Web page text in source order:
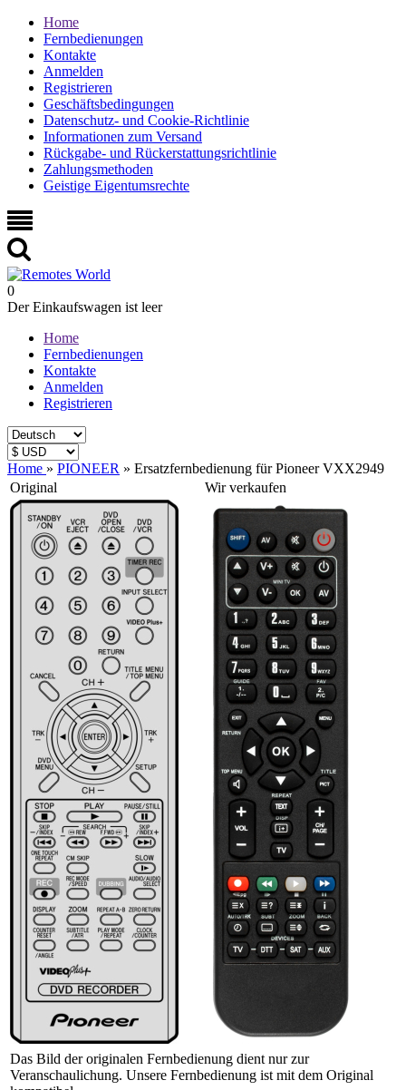
Home
Fernbedienungen
Kontakte
Anmelden
Registrieren
Geschäftsbedingungen
Datenschutz- und Cookie-Richtlinie
Informationen zum Versand
Rückgabe- und Rückerstattungsrichtlinie
Zahlungsmethoden
Geistige Eigentumsrechte
0
Der Einkaufswagen ist leer
Home
Fernbedienungen
Kontakte
Anmelden
Registrieren
Home » PIONEER » Ersatzfernbedienung für Pioneer VXX2949
Original
Wir verkaufen
Das Bild der originalen Fernbedienung dient nur zur
Veranschaulichung. Unsere Fernbedienung ist mit dem Original